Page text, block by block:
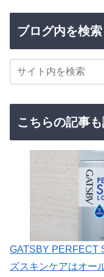
ブログ内を検索
こちらの記事
GATSBY PERFECT
ズスキンケアはオー